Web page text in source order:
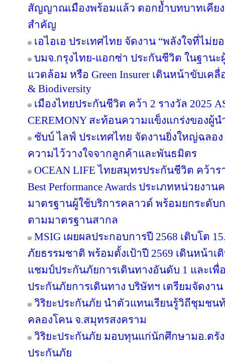
สัญญาณเมืองพร้อมแล้ว ตอกย้ำบทบาทเคีย
สำคัญ
เอไอเอ ประเทศไทย จัดงาน “พลังใจที่ไม่
บมจ.กรุงไทย-แอกซ่า ประกันชีวิต ในฐาน
แวดล้อม หรือ Green Insurer เดินหน้าขับเคลื่
& Biodiversity
เมืองไทยประกันชีวิต คว้า 2 รางวัล 2025
CEREMONY สะท้อนความแข็งแกร่งของผู้
ชับบ์ ไลฟ์ ประเทศไทย จัดงานยิ่งใหญ่ฉลอ
ความไว้วางใจจากลูกค้าและพันธมิตร
OCEAN LIFE ไทยสมุทรประกันชีวิต คว้ารา
Best Performance Awards ประเภทหน่วยง
มาตรฐานผู้ใช้บริการคลาวด์ พร้อมยกระดับ
ตามมาตรฐานสากล
MSIG เผยผลประกอบการปี 2568 เติบโต
ภัยธรรมชาติ พร้อมตั้งเป้าปี 2569 เดินหน้าเ
แชมป์ประกันภัยการเดินทางอันดับ 1 และ
ประกันภัยการเดินทาง บริษัทฯ เตรียมจัดงาน
วิริยะประกันภัย นำตัวแทนเรียนรู้วิถีชุมชน
คลองโคน จ.สมุทรสงคราม
วิริยะประกันภัย มอบทุนแก่นักศึกษามอ.ตรั
ประกันภัย